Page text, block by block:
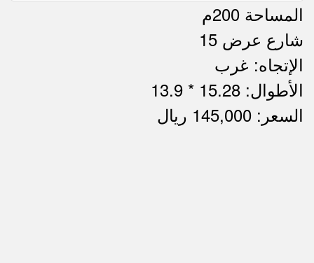
المساحة 200م
شارع عرض 15
الإتجاه: غرب
الأطوال: 15.28 * 13.9
السعر: 145,000 ريال